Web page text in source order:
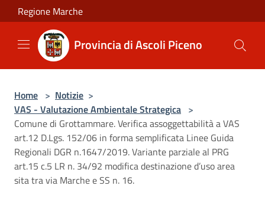
Salta al contenuto principale
Regione Marche
Provincia di Ascoli Piceno
Home > Notizie >
VAS - Valutazione Ambientale Strategica >
Comune di Grottammare. Verifica assoggettabilità a VAS
art.12 D.Lgs. 152/06 in forma semplificata Linee Guida
Regionali DGR n.1647/2019. Variante parziale al PRG
art.15 c.5 LR n. 34/92 modifica destinazione d’uso area
sita tra via Marche e SS n. 16.